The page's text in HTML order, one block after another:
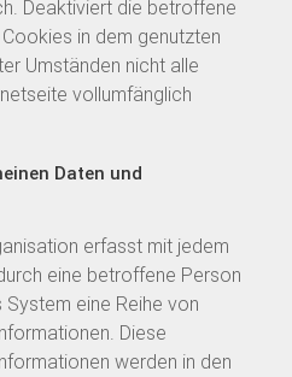
Deaktiviert die betroffene
in dem genutzten
Umständen nicht alle
vollumfänglich
Daten und
erfasst mit jedem
eine betroffene Person
eine Reihe von
Diese
werden in den